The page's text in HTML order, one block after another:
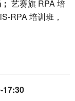
艺赛旗 RPA 培
RPA 培训班，
17:30